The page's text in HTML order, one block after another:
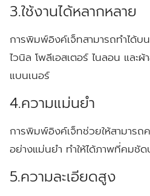
3.ใช้งานได้หลากหลาย
การพิมพ์อิงค์เจ็ทสามารถทำได้บ
ไวนิล โพลีเอสเตอร์ ไนลอน และ
แบนเนอร์
4.ความแม่นยำ
การพิมพ์อิงค์เจ็ทช่วยให้สามาร
อย่างแม่นยำ ทำให้ได้ภาพที่คมชั
5.ความละเอียดสูง